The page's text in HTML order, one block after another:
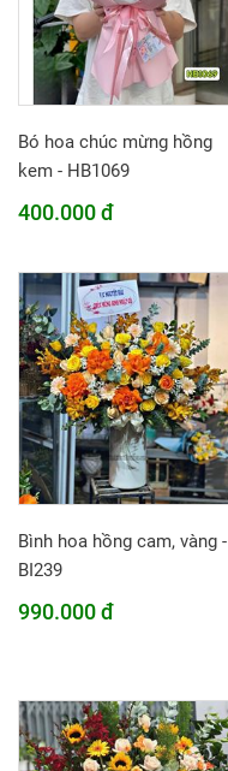
Bó hoa chúc mừng hồng
kem - HB1069
400.000 đ
Bình hoa hồng cam, vàng -
BI239
990.000 đ